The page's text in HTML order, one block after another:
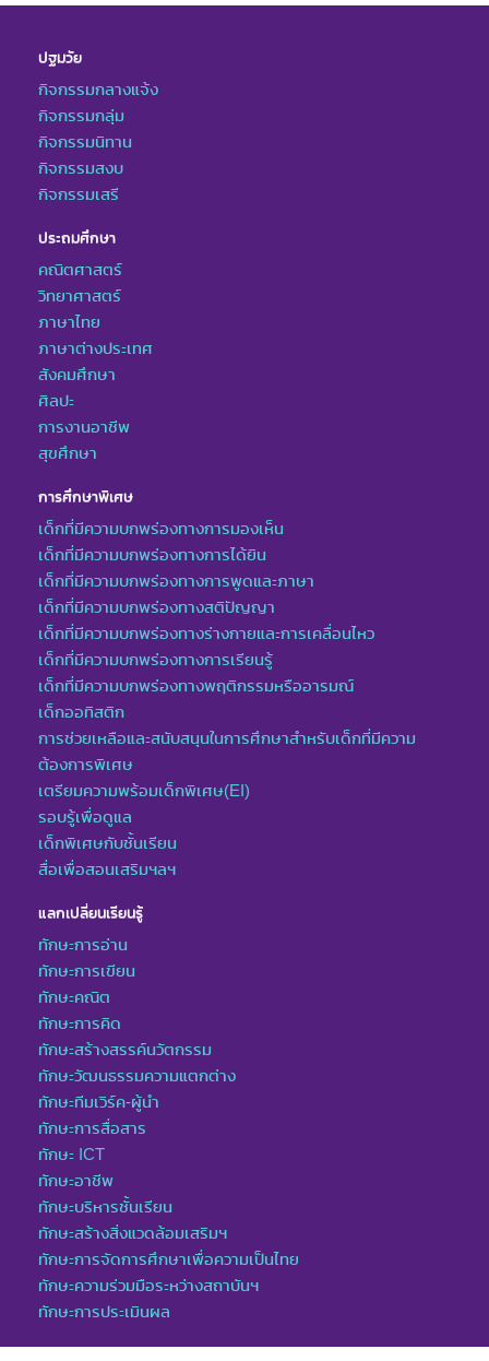
ปฐมวัย
กิจกรรมกลางแจ้ง
กิจกรรมกลุ่ม
กิจกรรมนิทาน
กิจกรรมสงบ
กิจกรรมเสรี
ประถมศึกษา
คณิตศาสตร์
วิทยาศาสตร์
ภาษาไทย
ภาษาต่างประเทศ
สังคมศึกษา
ศิลปะ
การงานอาชีพ
สุขศึกษา
การศึกษาพิเศษ
เด็กที่มีความบกพร่องทางการมองเห็น
เด็กที่มีความบกพร่องทางการได้ยิน
เด็กที่มีความบกพร่องทางการพูดและภาษา
เด็กที่มีความบกพร่องทางสติปัญญา
เด็กที่มีความบกพร่องทางร่างกายและการเคลื่อนไหว
เด็กที่มีความบกพร่องทางการเรียนรู้
เด็กที่มีความบกพร่องทางพฤติกรรมหรืออารมณ์
เด็กออทิสติก
การช่วยเหลือและสนับสนุนในการศึกษาสำหรับเด็กที่มีความ
ต้องการพิเศษ
เตรียมความพร้อมเด็กพิเศษ(EI)
รอบรู้เพื่อดูแล
เด็กพิเศษกับชั้นเรียน
สื่อเพื่อสอนเสริมฯลฯ
แลกเปลี่ยนเรียนรู้
ทักษะการอ่าน
ทักษะการเขียน
ทักษะคณิต
ทักษะการคิด
ทักษะสร้างสรรค์นวัตกรรม
ทักษะวัฒนธรรมความแตกต่าง
ทักษะทีมเวิร์ค-ผู้นำ
ทักษะการสื่อสาร
ทักษะ ICT
ทักษะอาชีพ
ทักษะบริหารชั้นเรียน
ทักษะสร้างสิ่งแวดล้อมเสริมฯ
ทักษะการจัดการศึกษาเพื่อความเป็นไทย
ทักษะความร่วมมือระหว่างสถาบันฯ
ทักษะการประเมินผล